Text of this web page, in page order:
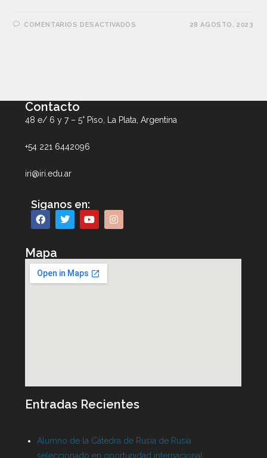
COMENTARIOS DESACTIVADOS 28 AGOSTO, 2023
Contacto
48 e/ 6 y 7 – 5° Piso, La Plata, Argentina
+54 221 6442096
iri@iri.edu.ar
Siganos en:
Mapa
Entradas Recientes
Alumno de la Cátedra de Rusia de Rusia
seleccionado en oportunidad internacional